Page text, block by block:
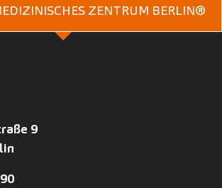
ZENTRUM BERLIN®
9